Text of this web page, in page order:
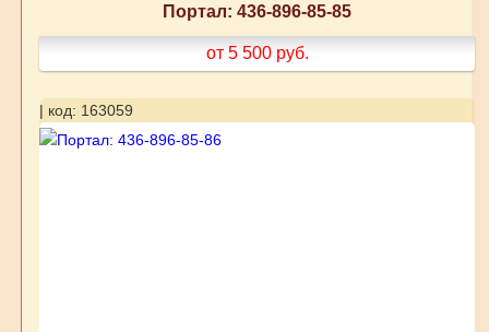
Портал: 436-896-85-85
от 5 500 руб.
| код: 163059